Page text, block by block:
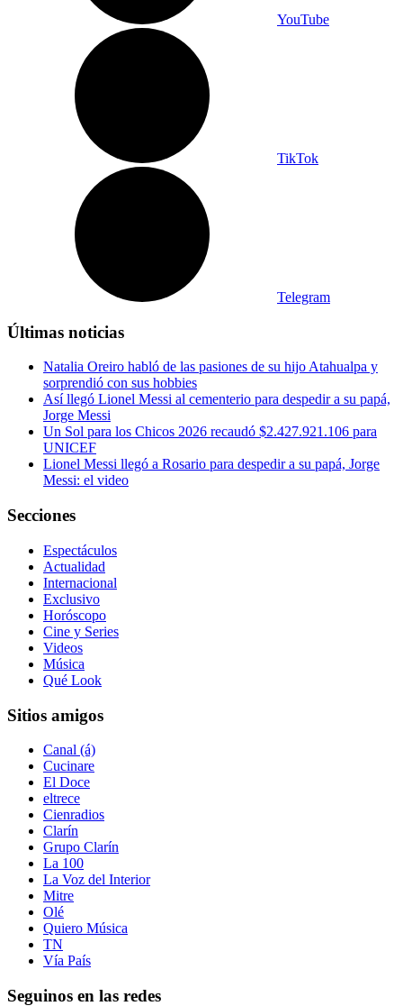
YouTube
TikTok
Telegram
Últimas noticias
Natalia Oreiro habló de las pasiones de su hijo Atahualpa y
sorprendió con sus hobbies
Así llegó Lionel Messi al cementerio para despedir a su papá,
Jorge Messi
Un Sol para los Chicos 2026 recaudó $2.427.921.106 para
UNICEF
Lionel Messi llegó a Rosario para despedir a su papá, Jorge
Messi: el video
Secciones
Espectáculos
Actualidad
Internacional
Exclusivo
Horóscopo
Cine y Series
Videos
Música
Qué Look
Sitios amigos
Canal (á)
Cucinare
El Doce
eltrece
Cienradios
Clarín
Grupo Clarín
La 100
La Voz del Interior
Mitre
Olé
Quiero Música
TN
Vía País
Seguinos en las redes